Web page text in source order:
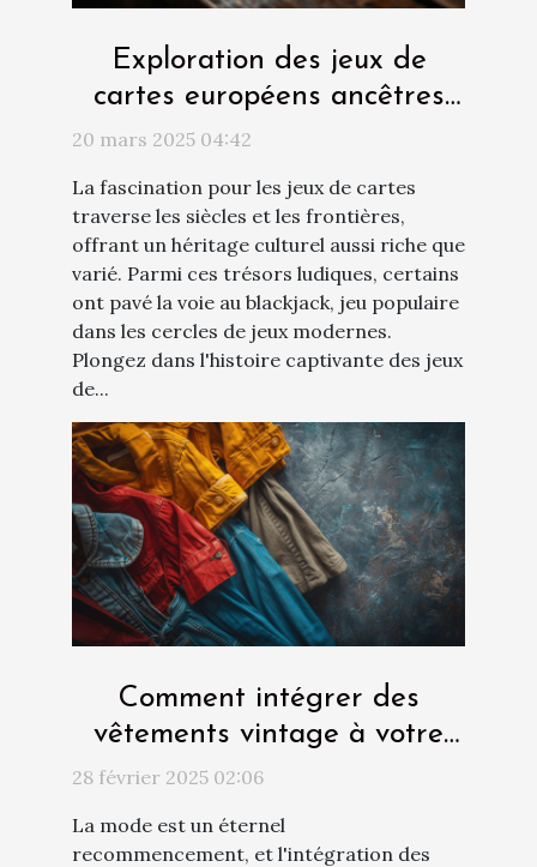
Exploration des jeux de
cartes européens ancêtres
du blackjack
20 mars 2025 04:42
La fascination pour les jeux de cartes
traverse les siècles et les frontières,
offrant un héritage culturel aussi riche que
varié. Parmi ces trésors ludiques, certains
ont pavé la voie au blackjack, jeu populaire
dans les cercles de jeux modernes.
Plongez dans l'histoire captivante des jeux
de...
Comment intégrer des
vêtements vintage à votre
garde-robe moderne
28 février 2025 02:06
La mode est un éternel
recommencement, et l'intégration des